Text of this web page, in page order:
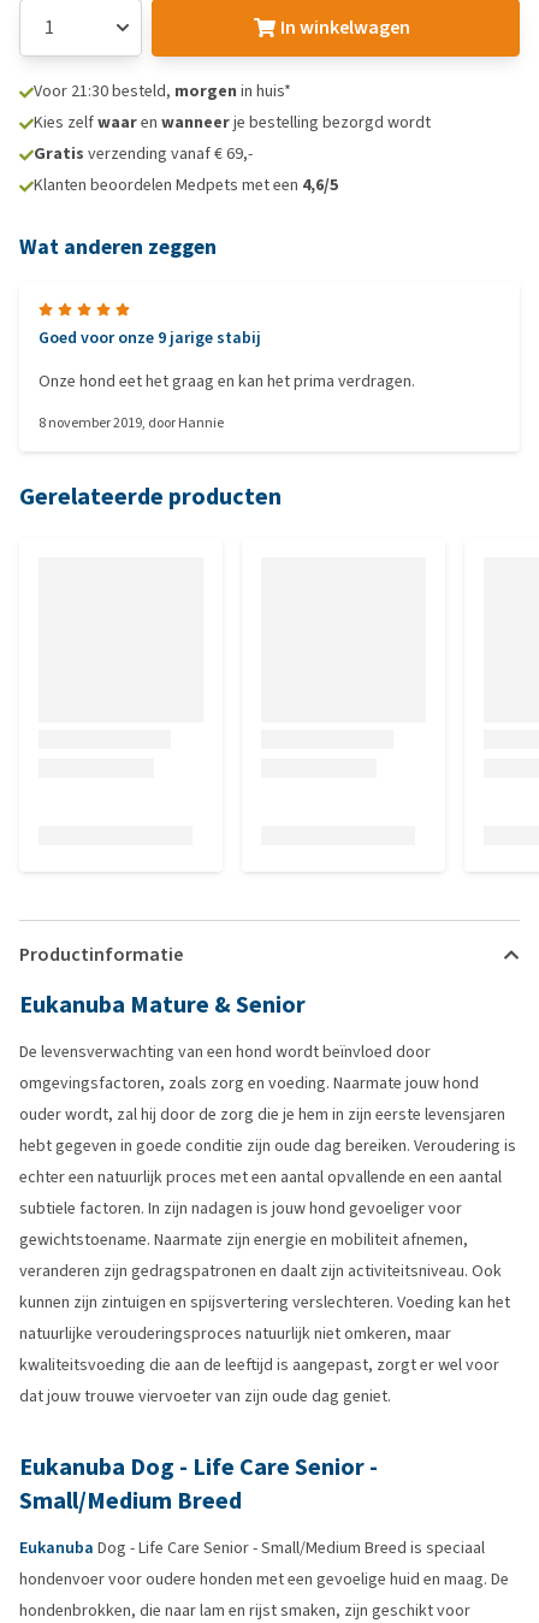
In winkelwagen
Voor 21:30 besteld, morgen in huis*
Kies zelfwaaren wanneerje bestelling bezorgd wordt
Gratis verzending vanaf € 69,-
Klanten beoordelen Medpets met een 4,6/5
Wat anderen zeggen
Goed voor onze 9 jarige stabij
Onze hond eet het graag en kan het prima verdragen.
8 november 2019, doorHannie
Gerelateerde producten
Productinformatie
Eukanuba Mature & Senior
De levensverwachting van een hond wordt beïnvloed door
omgevingsfactoren, zoals zorg en voeding. Naarmate jouw hond
ouder wordt, zal hij door de zorg die je hem in zijn eerste levensjaren
hebt gegeven in goede conditie zijn oude dag bereiken. Veroudering is
echter een natuurlijk proces met een aantal opvallende en een aantal
subtiele factoren. In zijn nadagen is jouw hond gevoeliger voor
gewichtstoename. Naarmate zijn energie en mobiliteit afnemen,
veranderen zijn gedragspatronen en daalt zijn activiteitsniveau. Ook
kunnen zijn zintuigen en spijsvertering verslechteren. Voeding kan het
natuurlijke verouderingsproces natuurlijk niet omkeren, maar
kwaliteitsvoeding die aan de leeftijd is aangepast, zorgt er wel voor
dat jouw trouwe viervoeter van zijn oude dag geniet.
Eukanuba Dog - Life Care Senior -
Small/Medium Breed
Eukanuba Dog - Life Care Senior - Small/Medium Breed is speciaal
hondenvoer voor oudere honden met een gevoelige huid en maag. De
hondenbrokken, die naar lam en rijst smaken, zijn geschikt voor